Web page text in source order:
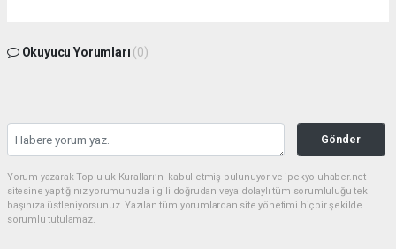
Okuyucu Yorumları (0)
Gönder
Yorum yazarak Topluluk Kuralları’nı kabul etmiş bulunuyor ve ipekyoluhaber.net
sitesine yaptığınız yorumunuzla ilgili doğrudan veya dolaylı tüm sorumluluğu tek
başınıza üstleniyorsunuz. Yazılan tüm yorumlardan site yönetimi hiçbir şekilde
sorumlu tutulamaz.